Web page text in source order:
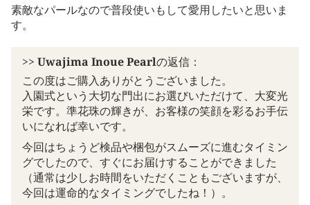
素敵なパールなので普段使いもして愛用したいと思いま
す。
>> Uwajima Inoue Pearlの返信：
この度はご購入ありがとうございました。
入園式という大切な門出にお選びいただけて、大変光
栄です。準花珠の輝きが、お客様の笑顔を彩るお手伝
いになれば幸いです。
今回はちょうど検品や梱包がスムーズに進むタイミン
グでしたので、すぐにお届けすることができました
（通常は少しお時間をいただくこともございますが、
今回は運命的なタイミングでしたね！）。